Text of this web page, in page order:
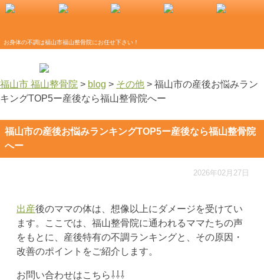
お身体の不調は福山市福山整骨院にお任せ下さい！
福山市 福山整骨院 > blog > その他 > 福山市の産後お悩みラン
キングTOP5ー産後なら福山整骨院へー
福山市の産後お悩みランキングTOP5ー産後なら福山整骨院
へー
2026年02月27日
出産後のママの体は、想像以上にダメージを受けてい
ます。ここでは、福山整骨院に通われるママたちの声
をもとに、産後特有の不調ランキングと、その原因・
改善のポイントをご紹介します。
お問い合わせはこちら⇩⇩⇩